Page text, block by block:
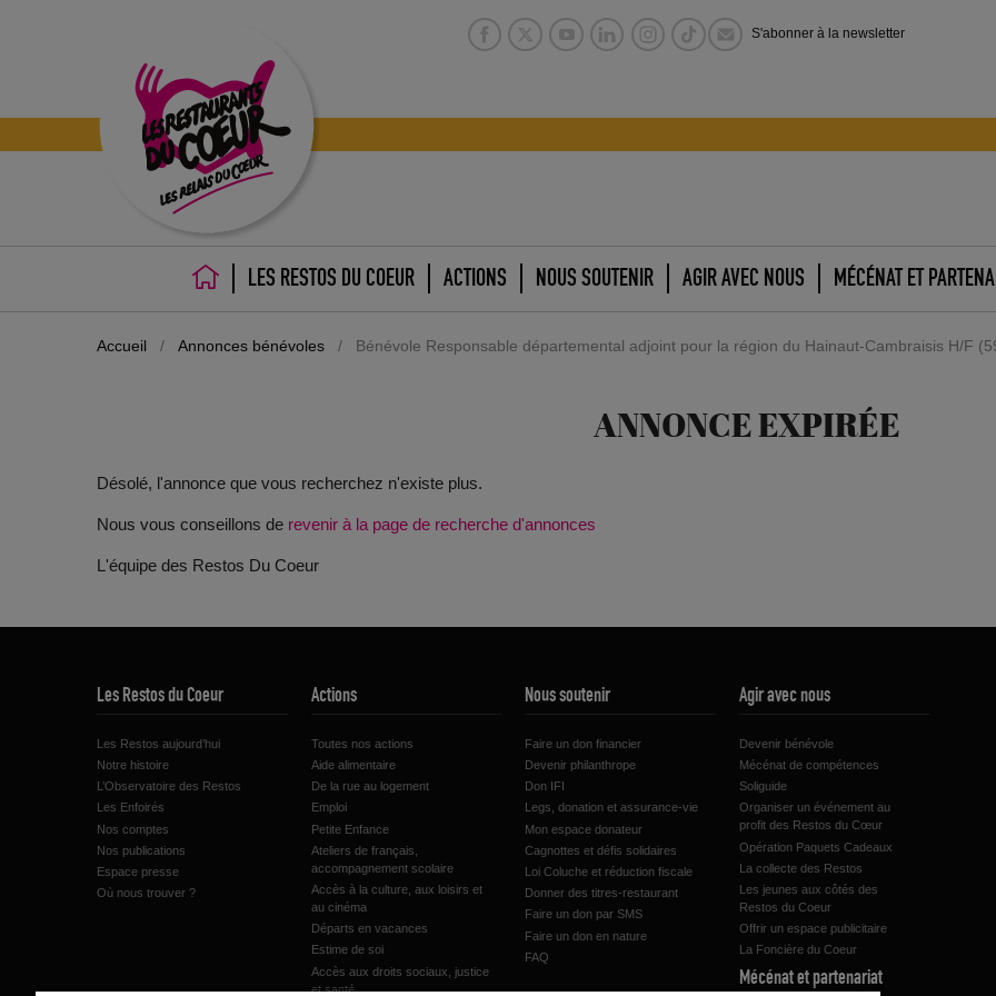
S'abonner à la newsletter
ACCUEILLES RESTOS DU COEUR ACTIONS NOUS SOUTENIR AGIR AVEC NOUS MÉCÉNAT ET
Accueil / Annonces bénévoles / Bénévole Responsable départemental adjoint pour la région du Hainaut-Cambraisis H/F
ANNONCE EXPIRÉE
Désolé, l'annonce que vous recherchez n'existe plus.
Nous vous conseillons de revenir à la page de recherche d'annonces
L'équipe des Restos Du Coeur
Les Restos du Coeur
Les Restos aujourd’hui
Notre histoire
L’Observatoire des Restos
Les Enfoirés
Nos comptes
Nos publications
Espace presse
Où nous trouver ?
Actions
Toutes nos actions
Aide alimentaire
De la rue au logement
Emploi
Petite Enfance
Ateliers de français,
accompagnement scolaire
Accès à la culture, aux loisirs et
au cinéma
Départs en vacances
Estime de soi
Accès aux droits sociaux, justice
et santé
Nous soutenir
Faire un don financier
Devenir philanthrope
Don IFI
Legs, donation et assurance-vie
Mon espace donateur
Cagnottes et défis solidaires
Loi Coluche et réduction fiscale
Donner des titres-restaurant
Faire un don par SMS
Faire un don en nature
FAQ
Agir avec nous
Devenir bénévole
Mécénat de compétences
Soliguide
Organiser un événement au
profit des Restos du Cœur
Opération Paquets Cadeaux
La collecte des Restos
Les jeunes aux côtés des
Restos du Coeur
Offrir un espace publicitaire
La Foncière du Coeur
Mécénat et partenariat